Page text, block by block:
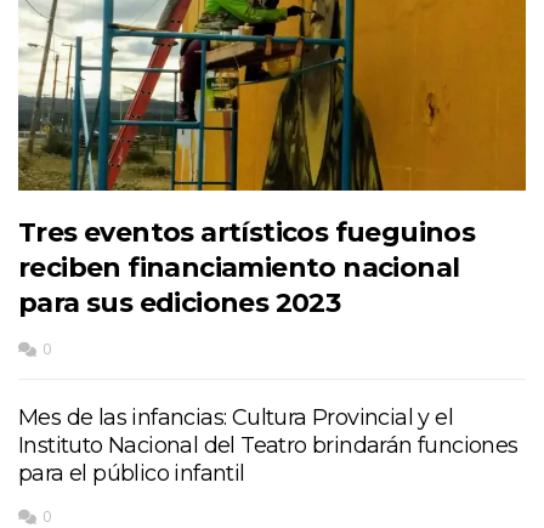
Tres eventos artísticos fueguinos
reciben financiamiento nacional
para sus ediciones 2023
0
Mes de las infancias: Cultura Provincial y el
Instituto Nacional del Teatro brindarán funciones
para el público infantil
0